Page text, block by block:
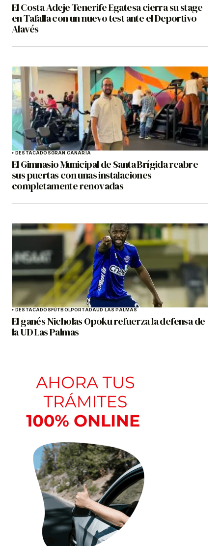
El Costa Adeje Tenerife Egatesa cierra su stage
en Tafalla con un nuevo test ante el Deportivo
Alavés
DESTACADOSGRAN CANARIA
El Gimnasio Municipal de Santa Brígida reabre
sus puertas con unas instalaciones
completamente renovadas
DESTACADOSFÚTBOLPORTADAUD LAS PALMAS
El ganés Nicholas Opoku refuerza la defensa de
la UD Las Palmas